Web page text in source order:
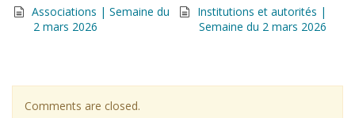
Associations | Semaine du
2 mars 2026
Institutions et autorités |
Semaine du 2 mars 2026
Comments are closed.